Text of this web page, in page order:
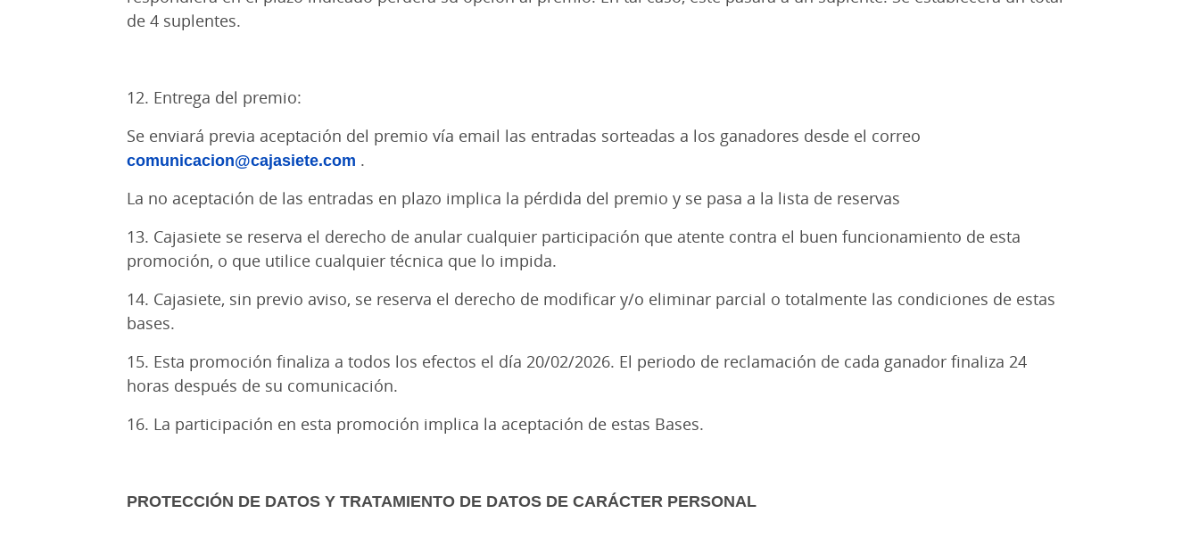
de 4 suplentes.
12. Entrega del premio:
Se enviará previa aceptación del premio vía email las entradas sorteadas a los ganadores desde el correo
comunicacion@cajasiete.com .
La no aceptación de las entradas en plazo implica la pérdida del premio y se pasa a la lista de reservas
13. Cajasiete se reserva el derecho de anular cualquier participación que atente contra el buen funcionamiento de esta
promoción, o que utilice cualquier técnica que lo impida.
14. Cajasiete, sin previo aviso, se reserva el derecho de modificar y/o eliminar parcial o totalmente las condiciones de estas
bases.
15. Esta promoción finaliza a todos los efectos el día 20/02/2026. El periodo de reclamación de cada ganador finaliza 24
horas después de su comunicación.
16. La participación en esta promoción implica la aceptación de estas Bases.
PROTECCIÓN DE DATOS Y TRATAMIENTO DE DATOS DE CARÁCTER PERSONAL